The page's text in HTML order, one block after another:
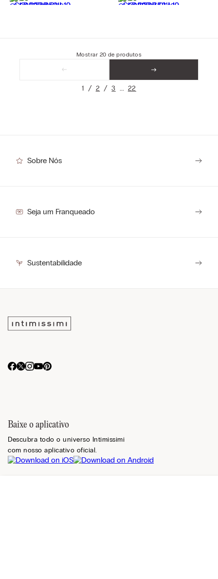
Mostrar 20 deprodutos
1 2 3 22
Sobre Nós
Seja um Franqueado
Sustentabilidade
Baixe o aplicativo
Descubra todo o universo Intimissimi
com nosso aplicativo oficial.